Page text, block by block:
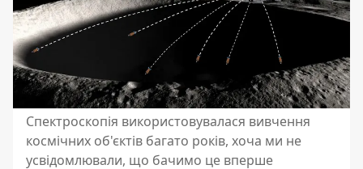
Спектроскопія використовувалася вивчення
космічних об'єктів багато років, хоча ми не
усвідомлювали, що бачимо це вперше